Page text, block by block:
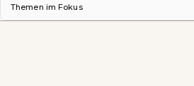
Themen im Fokus